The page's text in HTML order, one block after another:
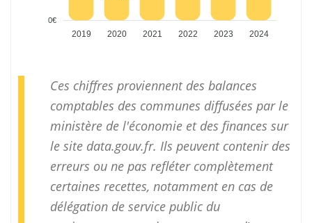
0€
2019 2020 2021 2022 2023 2024
Ces chiffres proviennent des balances
comptables des communes diffusées par le
ministère de l'économie et des finances sur
le site data.gouv.fr. Ils peuvent contenir des
erreurs ou ne pas refléter complètement
certaines recettes, notamment en cas de
délégation de service public du